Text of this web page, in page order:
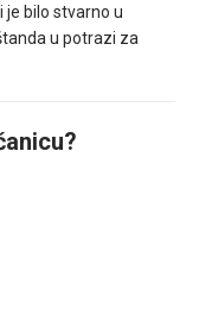
bilo stvarno u
u potrazi za